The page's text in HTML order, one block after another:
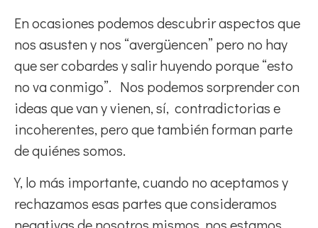
En ocasiones podemos descubrir aspectos que
nos asusten y nos “avergüencen” pero no hay
que ser cobardes y salir huyendo porque “esto
no va conmigo”. Nos podemos sorprender con
ideas que van y vienen, sí, contradictorias e
incoherentes, pero que también forman parte
de quiénes somos.
Y, lo más importante, cuando no aceptamos y
rechazamos esas partes que consideramos
negativas de nosotros mismos, nos estamos